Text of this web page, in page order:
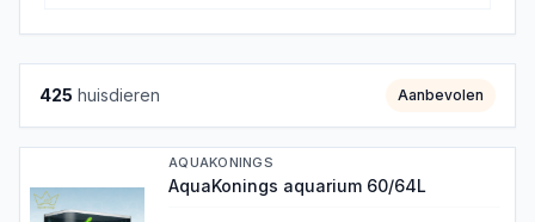
425 huisdieren Aanbevolen
AQUAKONINGS
AquaKonings aquarium 60/64L